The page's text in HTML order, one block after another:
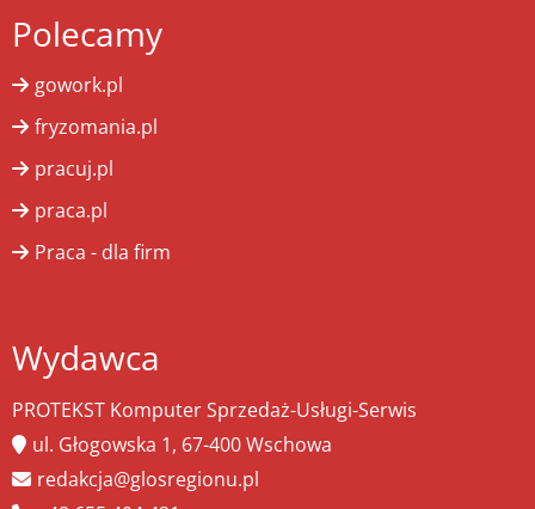
Polecamy
gowork.pl
fryzomania.pl
pracuj.pl
praca.pl
Praca - dla firm
Wydawca
PROTEKST Komputer Sprzedaż-Usługi-Serwis
ul. Głogowska 1, 67-400 Wschowa
redakcja@glosregionu.pl